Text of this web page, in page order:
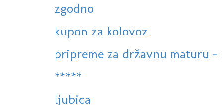
zgodno
kupon za kolovoz
pripreme za državnu maturu
*****
ljubica